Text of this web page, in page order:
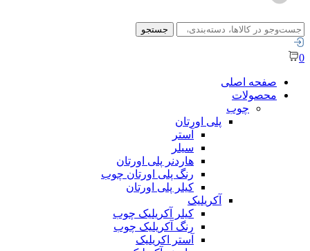
جستجو
برای:
جستجو
0
صفحه اصلی
محصولات
چوب
پلی اورتان
آستر
سیلر
هاردنر پلی اورتان
رنگ پلی اورتان چوب
کیلر پلی اورتان
آکریلیک
کیلر آکریلیک چوب
رنگ آکریلیک چوب
آستر اکریلیک